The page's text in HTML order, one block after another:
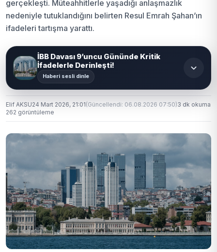
gerçekleşti. Müteahhitlerle yaşadığı anlaşmazlık
nedeniyle tutuklandığını belirten Resul Emrah Şahan’ın
ifadeleri tartışma yarattı.
İBB Davası 9’uncu Gününde Kritik
İfadelerle Derinleşti!
Haberi sesli dinle
Elif AKSU24 Mart 2026, 21:01(Güncellendi: 06.08.2026 07:50)3 dk okuma
262 görüntüleme